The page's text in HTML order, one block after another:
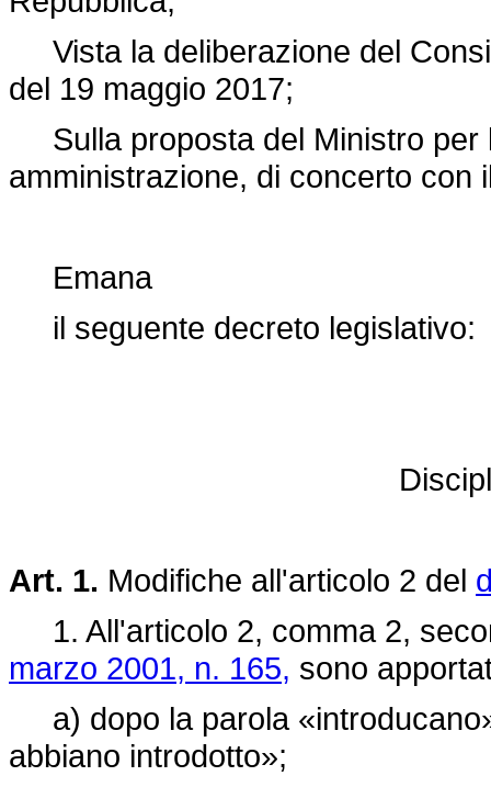
Vista la deliberazione del
del 19 maggio 2017;
Sulla proposta del Ministro per
amministrazione, di concerto con
Emana
il seguente decreto legislativo:
Art. 1. Modifiche all'articolo 2 del
1. All'articolo 2, comma 2,
marzo 2001, n. 165, sono
a) dopo la parola
abbiano introdotto»;